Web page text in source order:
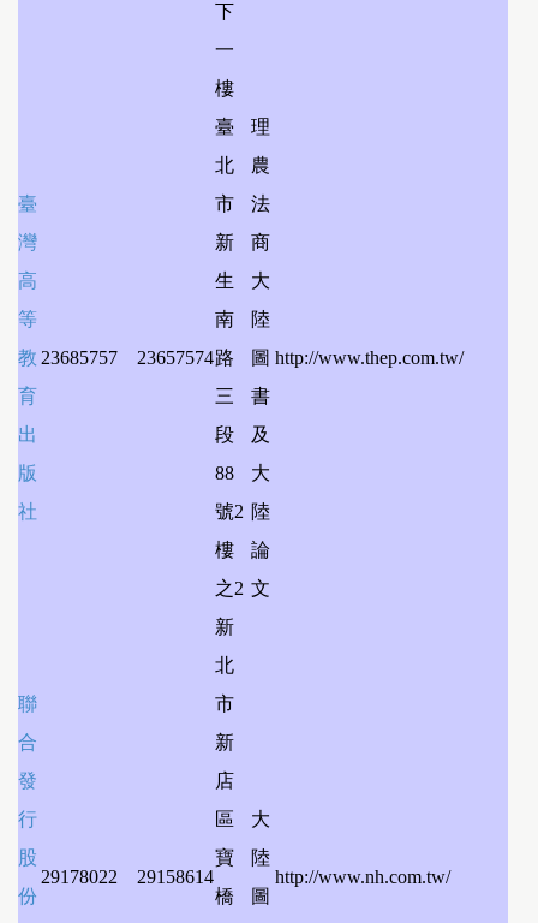
下
一
樓
臺
灣
高
等
教
育
出
版
社
23685757 23657574
臺
北
市
新
生
南
路
三
段
88
號2
樓
之2
理
農
法
商
大
陸
圖
書
及
大
陸
論
文
http://www.thep.com.tw/
聯
合
發
行
股
份
29178022 29158614
新
北
市
新
店
區
寶
橋
大
陸
圖
http://www.nh.com.tw/